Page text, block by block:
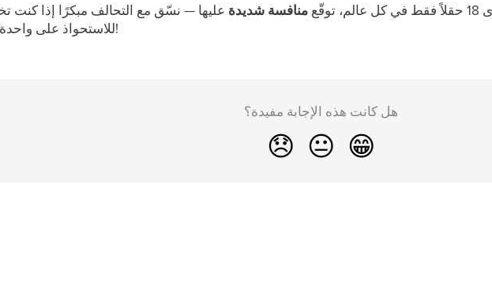
منافسة شديدة عليها — نسّق مع التحالف مبكرًا إذا كنت
للاستحواذ على واحدة منها!
هل كانت هذه الإجابة مفيدة؟
😞 😐 😁